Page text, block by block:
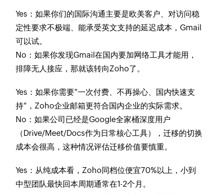
Yes ：如果你们的国际沟通主要是欧美客户、对访问稳
定性要求不极端、能承受英文支持的延迟成本，Gmail
可以试。
No ：如果你发现Gmail在国内要加网络工具才能用，
排障无人接应，那就该转向Zoho了。
Yes ：如果你需要"一次付费、不再操心、国内快速支
持"，Zoho企业邮箱更符合国内企业的实际需求。
No ：如果公司已经是Google全家桶深度用户
（Drive/Meet/Docs作为日常核心工具），迁移的切换
成本会很高，这种情况评估迁移价值要慎重。
Yes ：从纯成本看，Zoho同档位便宜70%以上，小到
中型团队最快回本周期通常在1-2个月。